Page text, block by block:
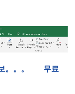
。。
무료